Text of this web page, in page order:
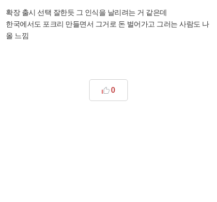
확장 출시 선택 잘한듯 그 인식을 날리려는 거 같은데
한국에서도 포크리 만들면서 그거로 돈 벌어가고 그러는 사람도 나
올 느낌
0